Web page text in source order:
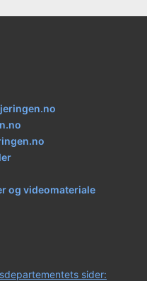
og videomateriale
sider: